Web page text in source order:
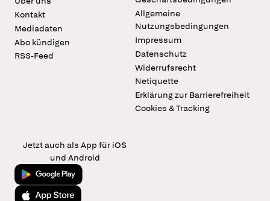
Kontakt
Mediadaten
Abo kündigen
RSS-Feed
Allgemeine
Nutzungsbedingungen
Impressum
Datenschutz
Widerrufsrecht
Netiquette
Erklärung zur Barrierefreiheit
Cookies & Tracking
Jetzt auch als App für iOS
und Android
Jetzt bei Google Play
Laden im App Store